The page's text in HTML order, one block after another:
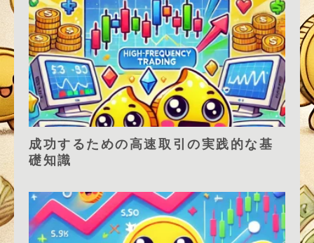
成功するための高速取引の実践的な基
礎知識